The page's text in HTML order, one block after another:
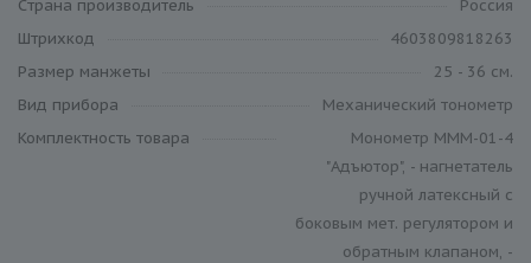
Cтрана производитель
Россия
Штрихкод
4603809818263
Размер манжеты
25 - 36 см.
Вид прибора
Механический тонометр
Комплектность товара
Монометр МММ-01-4
"Адъютор", - нагнетатель
ручной латексный с
боковым мет. регулятором и
обратным клапаном, -